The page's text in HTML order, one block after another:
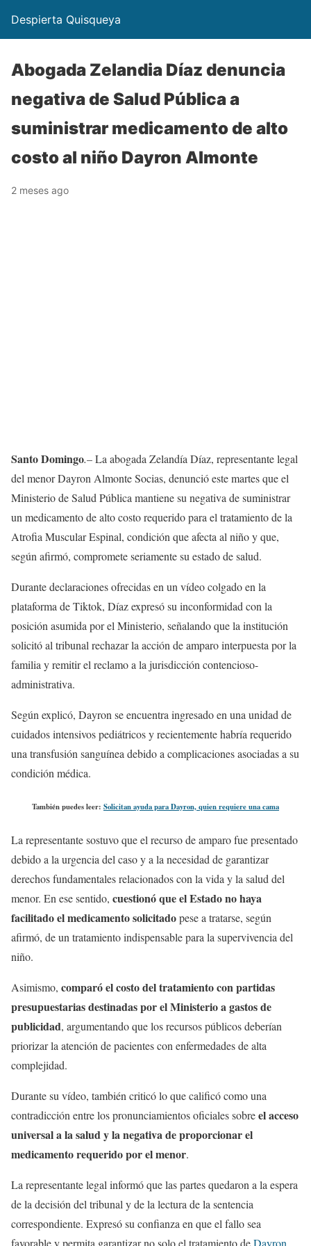
Despierta Quisqueya
Abogada Zelandia Díaz denuncia
negativa de Salud Pública a
suministrar medicamento de alto
costo al niño Dayron Almonte
2 meses ago
Santo Domingo.– La abogada Zelandía Díaz, representante legal
del menor Dayron Almonte Socias, denunció este martes que el
Ministerio de Salud Pública mantiene su negativa de suministrar
un medicamento de alto costo requerido para el tratamiento de la
Atrofia Muscular Espinal, condición que afecta al niño y que,
según afirmó, compromete seriamente su estado de salud.
Durante declaraciones ofrecidas en un vídeo colgado en la
plataforma de Tiktok, Díaz expresó su inconformidad con la
posición asumida por el Ministerio, señalando que la institución
solicitó al tribunal rechazar la acción de amparo interpuesta por la
familia y remitir el reclamo a la jurisdicción contencioso-
administrativa.
Según explicó, Dayron se encuentra ingresado en una unidad de
cuidados intensivos pediátricos y recientemente habría requerido
una transfusión sanguínea debido a complicaciones asociadas a su
condición médica.
También puedes leer: Solicitan ayuda para Dayron, quien requiere una cama
La representante sostuvo que el recurso de amparo fue presentado
debido a la urgencia del caso y a la necesidad de garantizar
derechos fundamentales relacionados con la vida y la salud del
menor. En ese sentido, cuestionó que el Estado no haya
facilitado el medicamento solicitadopese a tratarse, según
afirmó, de un tratamiento indispensable para la supervivencia del
niño.
Asimismo, comparó el costo del tratamiento con partidas
presupuestarias destinadas por el Ministerio a gastos de
publicidad, argumentando que los recursos públicos deberían
priorizar la atención de pacientes con enfermedades de alta
complejidad.
Durante su vídeo, también criticó lo que calificó como una
contradicción entre los pronunciamientos oficiales sobreel acceso
universal a la salud y la negativa de proporcionar el
medicamento requerido por el menor.
La representante legal informó que las partes quedaron a la espera
de la decisión del tribunal y de la lectura de la sentencia
correspondiente. Expresó su confianza en que el fallo sea
favorable y permita garantizar no solo el tratamiento deDayron